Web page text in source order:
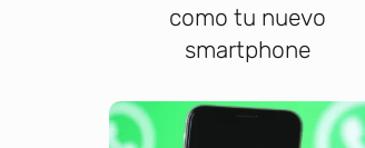
como tu nuevo
smartphone